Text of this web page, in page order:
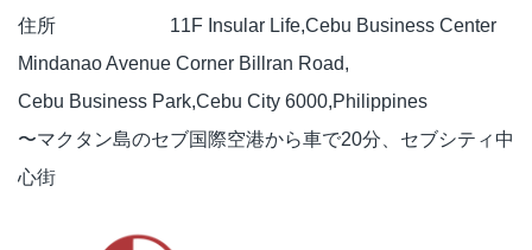
住所 11F Insular Life,Cebu Business Center
Mindanao Avenue Corner Billran Road,
Cebu Business Park,Cebu City 6000,Philippines
〜マクタン島のセブ国際空港から車で20分、セブシティ中
心街